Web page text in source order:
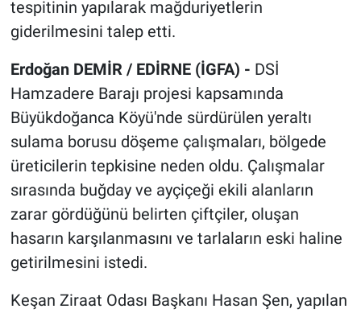
tespitinin yapılarak mağduriyetlerin
giderilmesini talep etti.
Erdoğan DEMİR / EDİRNE (İGFA) - DSİ
Hamzadere Barajı projesi kapsamında
Büyükdoğanca Köyü'nde sürdürülen yeraltı
sulama borusu döşeme çalışmaları, bölgede
üreticilerin tepkisine neden oldu. Çalışmalar
sırasında buğday ve ayçiçeği ekili alanların
zarar gördüğünü belirten çiftçiler, oluşan
hasarın karşılanmasını ve tarlaların eski haline
getirilmesini istedi.
Keşan Ziraat Odası Başkanı Hasan Şen, yapılan